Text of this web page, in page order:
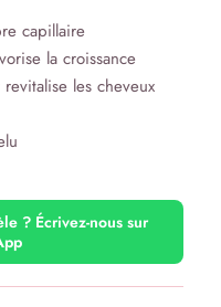
capillaire
la croissance
les cheveux
? Écrivez-nous sur